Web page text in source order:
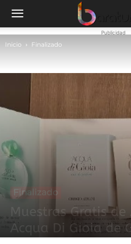
Publicidad
Inicio Finalizado
Finalizado
Muestras Gratis
Acqua Di Gioia de